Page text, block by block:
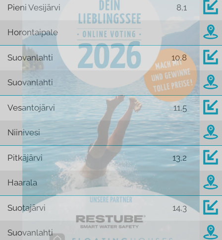
Pieni Vesijärvi 8,1
Horontaipale
Suovanlahti 10,8
Suovanlahti
Vesantojärvi 11,5
Niinivesi
Pitkäjärvi 13,2
Haarala
Suotajärvi 14,3
Suovanlahti